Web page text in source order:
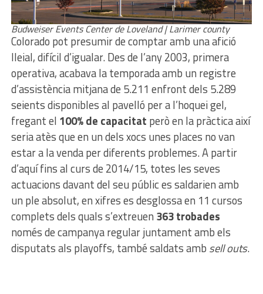
Budweiser Events Center de Loveland | Larimer county
Colorado pot presumir de comptar amb una afició
lleial, difícil d’igualar. Des de l’any 2003, primera
operativa, acabava la temporada amb un registre
d’assistència mitjana de 5.211 enfront dels 5.289
seients disponibles al pavelló per a l’hoquei gel,
fregant el 100% de capacitat però en la pràctica així
seria atès que en un dels xocs unes places no van
estar a la venda per diferents problemes. A partir
d’aquí fins al curs de 2014/15, totes les seves
actuacions davant del seu públic es saldarien amb
un ple absolut, en xifres es desglossa en 11 cursos
complets dels quals s’extreuen 363 trobades
només de campanya regular juntament amb els
disputats als playoffs, també saldats amb sell outs.